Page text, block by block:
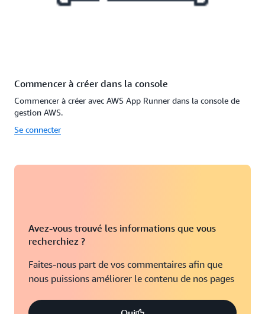
Commencer à créer dans la console
Commencer à créer avec AWS App Runner dans la console de
gestion AWS.
Se connecter
Avez-vous trouvé les informations que vous
recherchiez ?
Faites-nous part de vos commentaires afin que
nous puissions améliorer le contenu de nos pages